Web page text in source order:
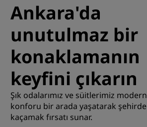
İlk seferin büyüsü
Deals of the Day
Erken rezervasyon
Paketlerimize göz atın
Seyahat fikirleri
Aile dostu oteller
Rad Pets
Ankara'da
unutulmaz bir
konaklamanın
keyfini çıkarın
Şık odalarımız ve süitlerimiz
konforu bir arada yaşatarak
kaçamak fırsatı sunar.